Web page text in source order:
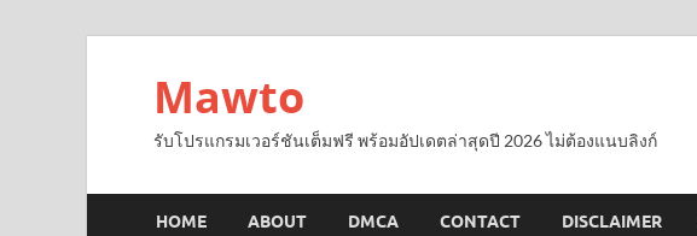
Mawto
รับโปรแกรมเวอร์ชันเต็มฟรี พร้อมอัปเดตล่าสุดปี 2026 ไม่ต้องแนบลิงก์
HOME ABOUT DMCA CONTACT DISCLAIMER